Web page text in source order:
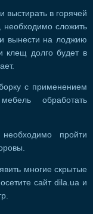
выстирать в горячей
необходимо сложить
и вынести на лоджию
клещ долго будет в
с применением
обработать
пройти
многие скрытые
сайт dila.ua и